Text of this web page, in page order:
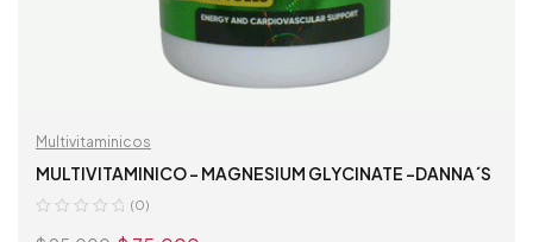
Multivitaminicos
MULTIVITAMINICO – MAGNESIUM GLYCINATE -DANNA´S
(0)